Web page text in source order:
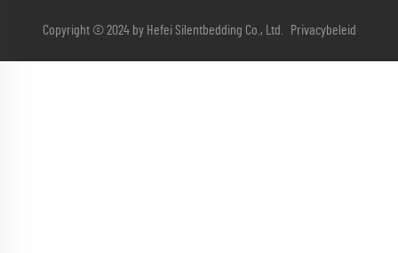
Copyright © 2024 by Hefei Silentbedding Co., Ltd. Privacybeleid